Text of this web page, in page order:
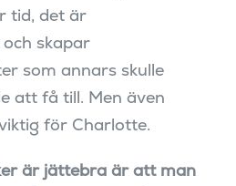
tid, det är
skapar
som annars skulle
att få till. Men även
för Charlotte.
är jättebra är att man